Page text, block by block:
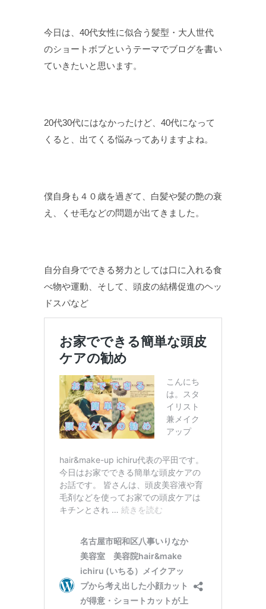
今日は、40代女性に似合う髪型・大人世代
のショートボブというテーマでブログを書い
ていきたいと思います。
20代30代にはなかったけど、40代になって
くると、出てくる悩みってありますよね。
僕自身も４０歳を過ぎて、白髪や髪の艶の衰
え、くせ毛などの問題が出てきました。
自分自身でできる努力としては口に入れる食
べ物や運動、そして、頭皮の結構促進のヘッ
ドスパなど